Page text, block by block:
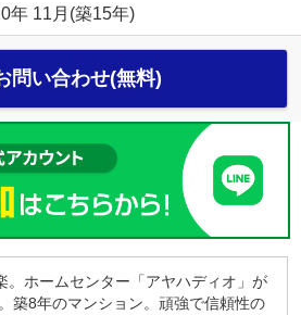
年 11月(築15年)
問い合わせ(無料)
。ホームセンター「アヤハディオ」が
築8年のマンション。頑強で信頼性の